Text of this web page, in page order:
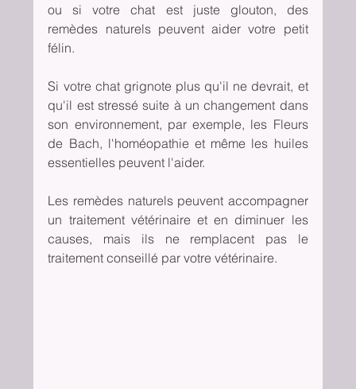
ou si votre chat est juste glouton, des
remèdes naturels peuvent aider votre petit
félin.
Si votre chat grignote plus qu'il ne devrait, et
qu'il est stressé suite à un changement dans
son environnement, par exemple, les Fleurs
de Bach, l'homéopathie et même les huiles
essentielles peuvent l'aider.
Les remèdes naturels peuvent accompagner
un traitement vétérinaire et en diminuer les
causes, mais ils ne remplacent pas le
traitement conseillé par votre vétérinaire.